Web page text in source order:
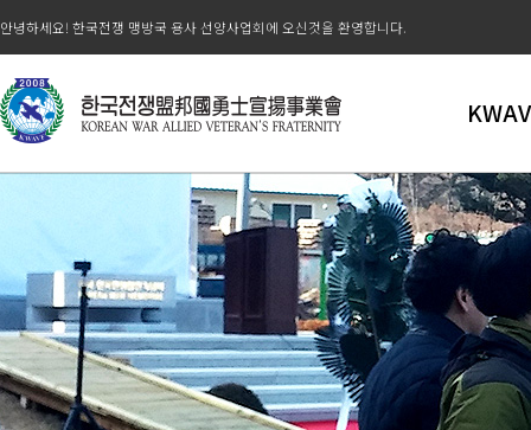
안녕하세요! 한국전쟁 맹방국 용사 선양사업회에 오신것을 환영합니다.